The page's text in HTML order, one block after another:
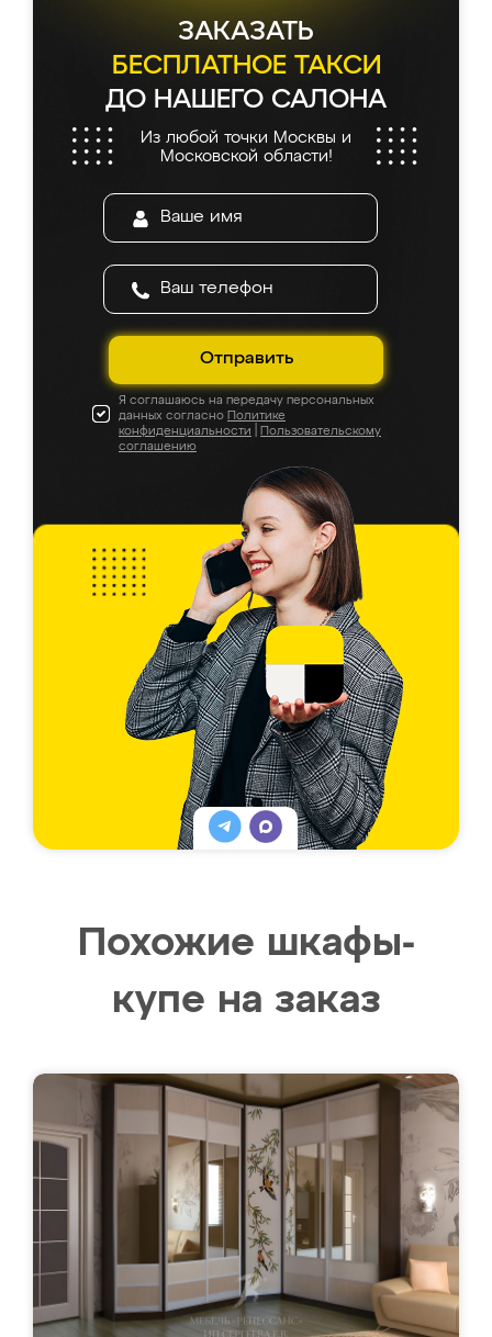
ЗАКАЗАТЬ
БЕСПЛАТНОЕ ТАКСИ
ДО НАШЕГО САЛОНА
Из любой точки Москвы и
Московской области!
Отправить
Я соглашаюсь на передачу персональных
данных согласно Политике
конфиденциальности
Пользовательскому
соглашению
Похожие шкафы-
купе на заказ